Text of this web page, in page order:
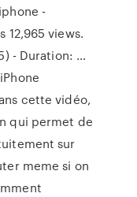
-
12,965 views.
- Duration: …
cette vidéo,
qui permet de
sur
meme si on